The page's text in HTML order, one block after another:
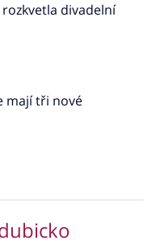
rozkvetla divadelní
mají tři nové